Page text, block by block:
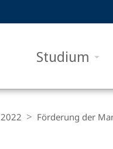
Studium
2022 Förderung der